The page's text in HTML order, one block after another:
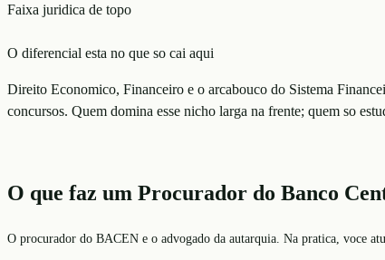
Faixa juridica de topo
O diferencial esta no que so cai aqui
Direito Economico, Financeiro e o arcabouco do Sistema
concursos. Quem domina esse nicho larga na frente; quem so
O que faz um Procurador do Banco
O procurador do BACEN e o advogado da autarquia. Na pratica, voce